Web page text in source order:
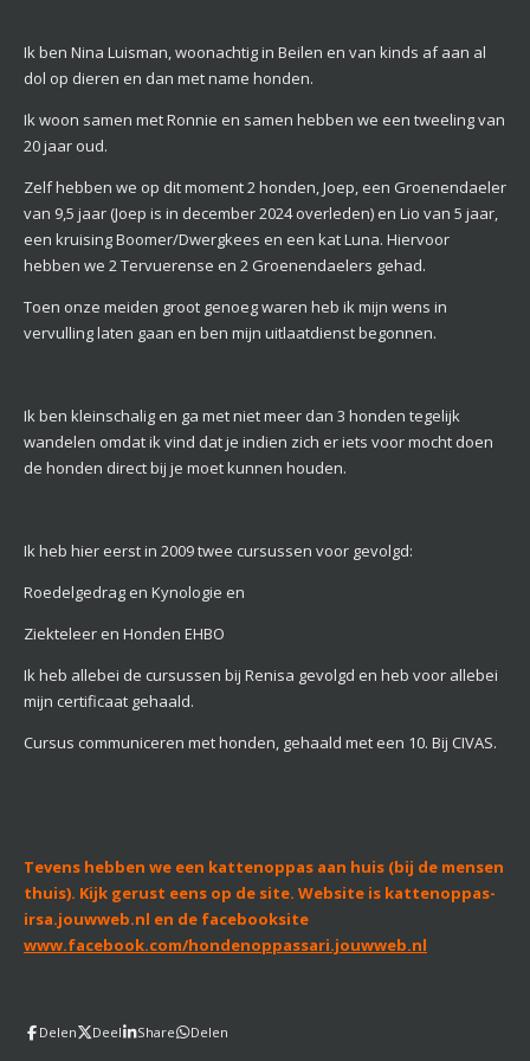
Ik ben Nina Luisman, woonachtig in Beilen en van kinds af aan al
dol op dieren en dan met name honden.
Ik woon samen met Ronnie en samen hebben we een tweeling van
20 jaar oud.
Zelf hebben we op dit moment 2 honden, Joep, een Groenendaeler
van 9,5 jaar (Joep is in december 2024 overleden) en Lio van 5 jaar,
een kruising Boomer/Dwergkees en een kat Luna. Hiervoor
hebben we 2 Tervuerense en 2 Groenendaelers gehad.
Toen onze meiden groot genoeg waren heb ik mijn wens in
vervulling laten gaan en ben mijn uitlaatdienst begonnen.
Ik ben kleinschalig en ga met niet meer dan 3 honden tegelijk
wandelen omdat ik vind dat je indien zich er iets voor mocht doen
de honden direct bij je moet kunnen houden.
Ik heb hier eerst in 2009 twee cursussen voor gevolgd:
Roedelgedrag en Kynologie en
Ziekteleer en Honden EHBO
Ik heb allebei de cursussen bij Renisa gevolgd en heb voor allebei
mijn certificaat gehaald.
Cursus communiceren met honden, gehaald met een 10. Bij CIVAS.
Tevens hebben we een kattenoppas aan huis (bij de mensen
thuis). Kijk gerust eens op de site. Website is kattenoppas-
irsa.jouwweb.nl en de facebooksite
www.facebook.com/hondenoppassari.jouwweb.nl
Delen Deel Share Delen